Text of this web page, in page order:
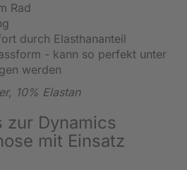
Rad
durch Elasthananteil
- kann so perfekt unter
werden
10% Elastan
zur Dynamics
mit Einsatz